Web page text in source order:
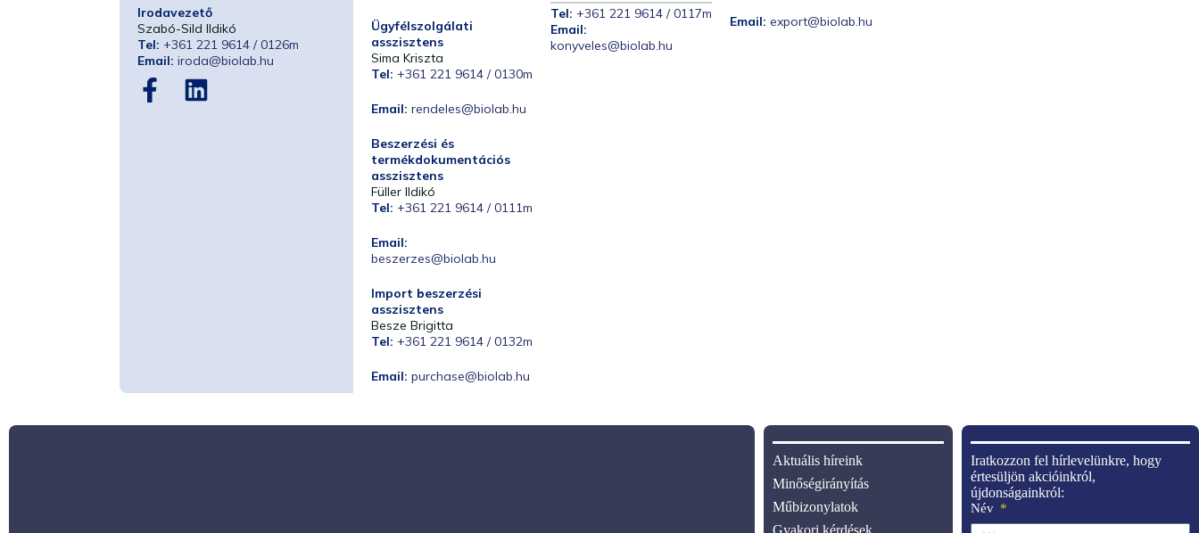
Irodavezető
Szabó-Sild Ildikó
Tel: +361 221 9614 / 0126m
Email: iroda@biolab.hu
Ügyfélszolgálati
asszisztens
Sima Kriszta
Tel: +361 221 9614 / 0130m
Email: rendeles@biolab.hu
Beszerzési és
termékdokumentációs
asszisztens
Füller Ildikó
Tel: +361 221 9614 / 0111m
Email:
beszerzes@biolab.hu
Import beszerzési
asszisztens
Besze Brigitta
Tel: +361 221 9614 / 0132m
Email: purchase@biolab.hu
Tel: +361 221 9614 / 0117m
Email:
konyveles@biolab.hu
Email: export@biolab.hu
Iratkozzon fel hírlevelünkre, hogy
értesüljön akcióinkról,
újdonságainkról:
Név
Aktuális híreink
Minőségirányítás
Műbizonylatok